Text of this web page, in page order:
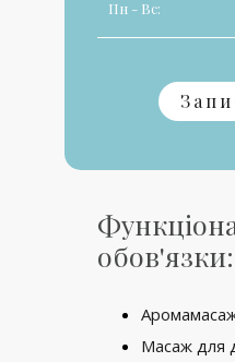
Пн - Вс:
обов'язки:
Масаж для